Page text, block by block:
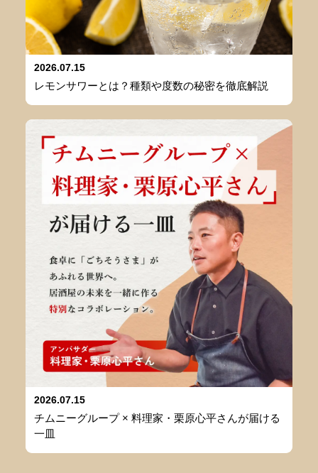
2026.07.15
レモンサワーとは？種類や度数の秘密を徹底解説
2026.07.15
チムニーグループ × 料理家・栗原心平さんが届ける
一皿